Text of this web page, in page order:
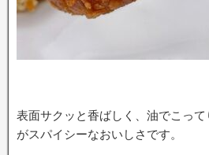
表面サクッと香ばしく、油でこっ
がスパイシーなおいしさです。